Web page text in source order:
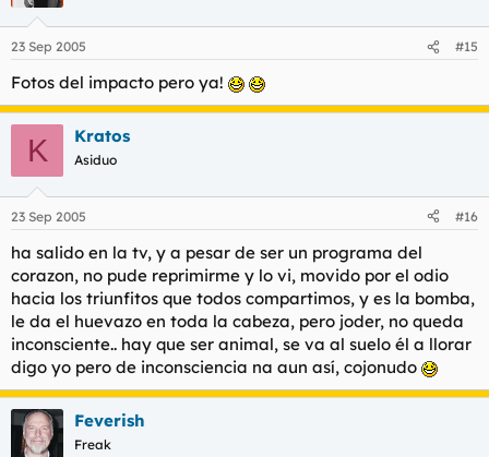
23 Sep 2005 #15
Fotos del impacto pero ya!
K Kratos
Asiduo
23 Sep 2005 #16
ha salido en la tv, y a pesar de ser un programa del
corazon, no pude reprimirme y lo vi, movido por el odio
hacia los triunfitos que todos compartimos, y es la bomba,
le da el huevazo en toda la cabeza, pero joder, no queda
inconsciente.. hay que ser animal, se va al suelo él a llorar
digo yo pero de inconsciencia na aun así, cojonudo
Feverish
Freak